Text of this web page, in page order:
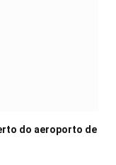
do aeroporto de